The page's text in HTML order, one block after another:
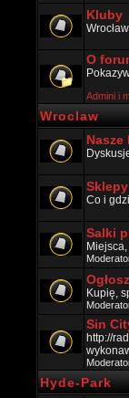
Kluby
O
Admini i
Wroclaw
Nasze
Co i
Salki
Kupię,
Sin
http://
Hyde-Park